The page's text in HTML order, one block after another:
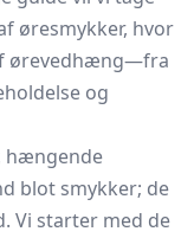
øresmykker, hvor
ørevedhæng—fra
og
hængende
blot smykker; de
Vi starter med de